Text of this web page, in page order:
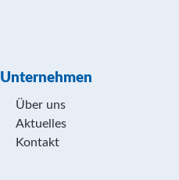
Unternehmen
Über uns
Aktuelles
Kontakt